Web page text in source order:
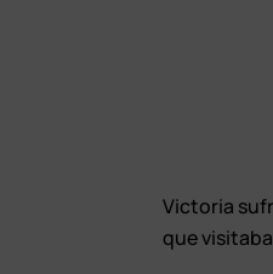
Victoria
que